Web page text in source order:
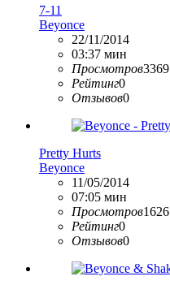
7-11
Beyonce
22/11/2014
03:37 мин
Просмотров3369
Рейтинг0
Отзывов0
Pretty Hurts
Beyonce
11/05/2014
07:05 мин
Просмотров1626
Рейтинг0
Отзывов0